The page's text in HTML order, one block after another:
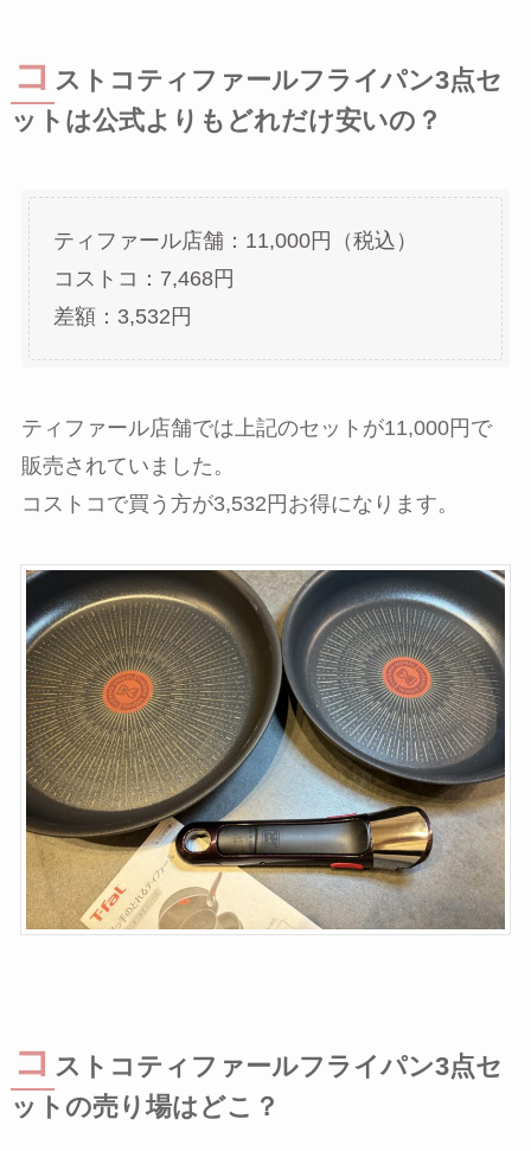
コ ストコティファールフライパン3点セ
ットは公式よりもどれだけ安いの？
ティファール店舗：11,000円（税込）
コストコ：7,468円
差額：3,532円
ティファール店舗では上記のセットが11,000円で
販売されていました。
コストコで買う方が3,532円お得になります。
コ ストコティファールフライパン3点セ
ットの売り場はどこ？